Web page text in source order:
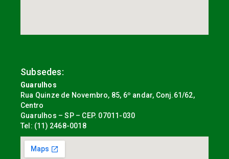
Subsedes:
Guarulhos
Rua Quinze de Novembro, 85, 6º andar, Conj.61/62,
Centro
Guarulhos – SP – CEP. 07011-030
Tel: (11) 2468-0018